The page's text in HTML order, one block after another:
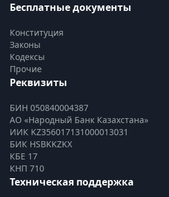
Бесплатные документы
Конституция
Законы
Кодексы
Прочие
Реквизиты
БИН 050840004387
АО «Народный Банк Казахстана»
ИИК KZ356017131000013031
БИК HSBKKZKX
КБЕ 17
КНП 710
Техническая поддержка